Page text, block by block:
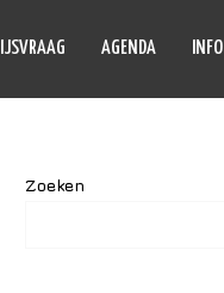
AGENDA INFO
Zoeken